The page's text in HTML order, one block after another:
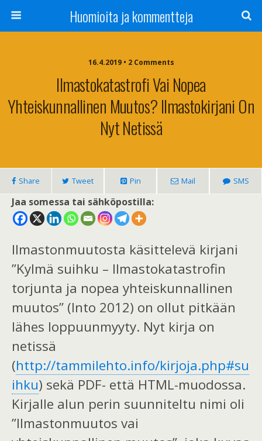
Huomioita ja kommentteja
16.4.2019 • 2 Comments
Ilmastokatastrofi Vai Nopea
Yhteiskunnallinen Muutos? Ilmastokirjani On
Nyt Netissä
Share Tweet Pin Mail SMS
Jaa somessa tai sähköpostilla:
Ilmastonmuutosta käsittelevä kirjani
”Kylmä suihku – Ilmastokatastrofin
torjunta ja nopea yhteiskunnallinen
muutos” (Into 2012) on ollut pitkään
lähes loppuunmyyty. Nyt kirja on
netissä
(http://tammilehto.info/kirjoja.php#su
ihku) sekä PDF- että HTML-muodossa.
Kirjalle alun perin suunniteltu nimi oli
”Ilmastonmuutos vai